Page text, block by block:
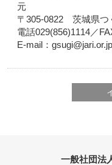
元
〒305-0822 茨城県つ
電話029(856)1114／
E-mail：gsugi@jari.or.jp
一般社団法